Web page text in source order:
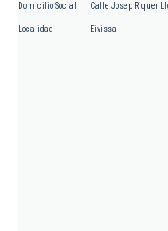
Domicilio Social Calle Josep Riquer
Localidad Eivissa